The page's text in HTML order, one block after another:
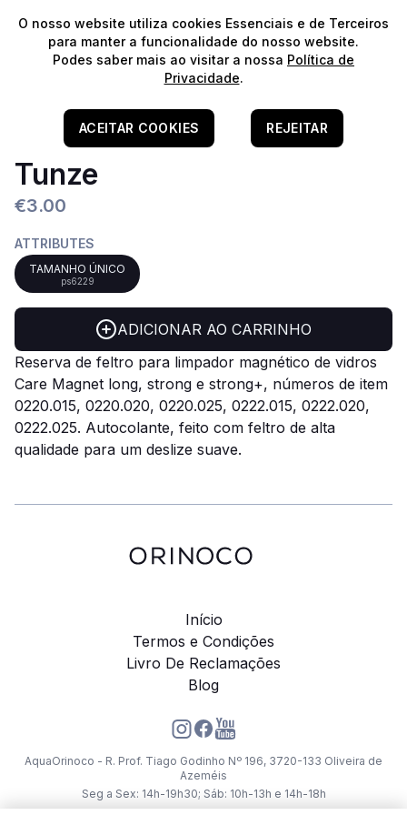
⭐️ Envios Gratuitos para encomendas acima de 60€!*⭐️
Acessórios
Tira De Feltro 98 X 19 Mm,
Tunze
€3.00
ATTRIBUTES
TAMANHO ÚNICO
ps6229
ADICIONAR AO CARRINHO
Reserva de feltro para limpador magnético de vidros
Care Magnet long, strong e strong+, números de item
0220.015, 0220.020, 0220.025, 0222.015, 0222.020,
0222.025. Autocolante, feito com feltro de alta
qualidade para um deslize suave.
Início
Termos e Condições
Livro De Reclamações
Blog
AquaOrinoco - R. Prof. Tiago Godinho Nº 196, 3720-133 Oliveira de
Azeméis
Seg a Sex: 14h-19h30; Sáb: 10h-13h e 14h-18h
O nosso website utiliza cookies Essenciais e de Terceiros
para manter a funcionalidade do nosso website.
Podes saber mais ao visitar a nossa Política de
Privacidade.
ACEITAR COOKIES REJEITAR